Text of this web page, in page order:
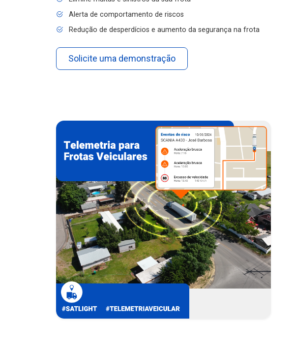
Alerta de comportamento de riscos
Redução de desperdícios e aumento da segurança na frota
Solicite uma demonstração